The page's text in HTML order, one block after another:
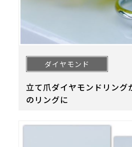
ダイヤモンド
立て爪ダイヤモンドリング
のリングに